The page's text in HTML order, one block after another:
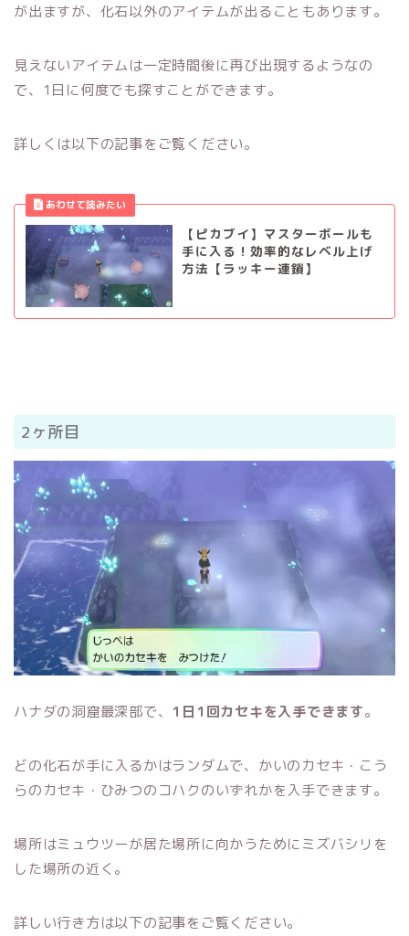
が出ますが、化石以外のアイテムが出ることもあります。
見えないアイテムは一定時間後に再び出現するようなの
で、1日に何度でも探すことができます。
詳しくは以下の記事をご覧ください。
【ピカブイ】マスターボールも
手に入る！効率的なレベル上げ
方法【ラッキー連鎖】
2ヶ所目
ハナダの洞窟最深部で、 1日1回カセキを入手できます。
どの化石が手に入るかはランダムで、かいのカセキ・こう
らのカセキ・ひみつのコハクのいずれかを入手できます。
場所はミュウツーが居た場所に向かうためにミズバシリを
した場所の近く。
詳しい行き方は以下の記事をご覧ください。